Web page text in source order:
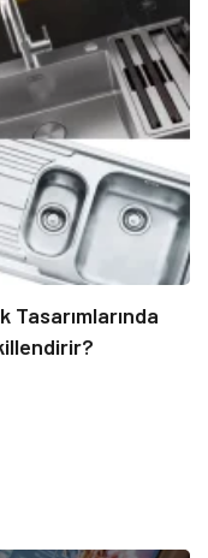
Tasarımlarında